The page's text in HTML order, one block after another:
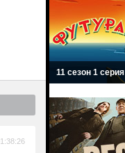
11 сезон 1 серия